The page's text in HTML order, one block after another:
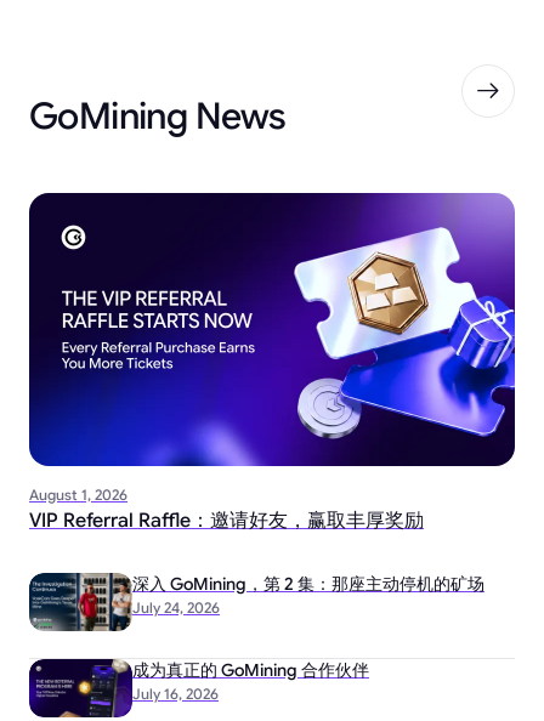
GoMining News
August 1, 2026
VIP Referral Raffle：邀请好友，赢取丰厚奖励
July 24, 2026
深入 GoMining，第 2 集：那座主动停机的矿场
July 16, 2026
成为真正的 GoMining 合作伙伴